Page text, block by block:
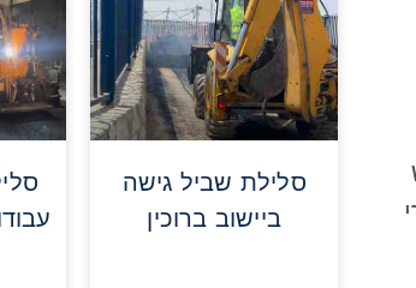
סלילת שביל גישה
ביישוב ברוכין